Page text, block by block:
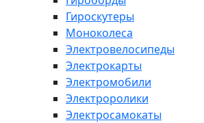
Гироскутеры
Моноколеса
Электровелосипеды
Электрокарты
Электромобили
Электроролики
Электросамокаты